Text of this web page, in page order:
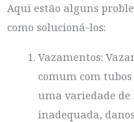
Aqui estão alguns
como solucioná-los:
Vazamentos:
comum com tubos
uma variedade
inadequada,